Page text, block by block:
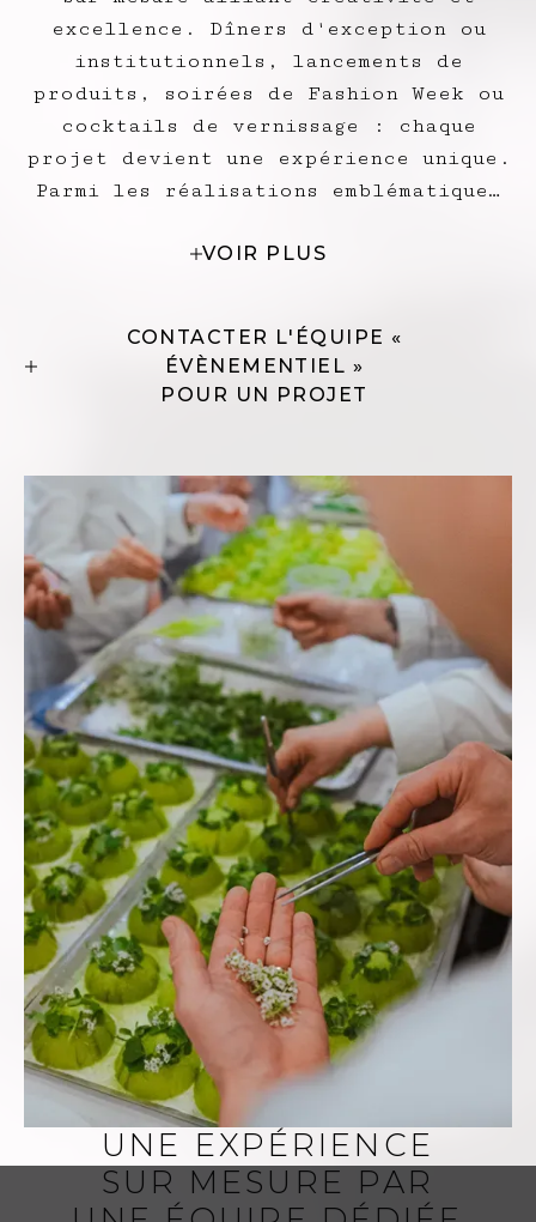
excellence. Dîners d'exception ou
institutionnels, lancements de
produits, soirées de Fashion Week ou
cocktails de vernissage : chaque
projet devient une expérience unique.
Parmi les réalisations emblématiques
Dîners des Chefs Sirha. Des moments
esprits.
VOIR PLUS
CONTACTER L'ÉQUIPE «
ÉVÈNEMENTIEL »
POUR UN PROJET
UNE EXPÉRIENCE
SUR MESURE PAR